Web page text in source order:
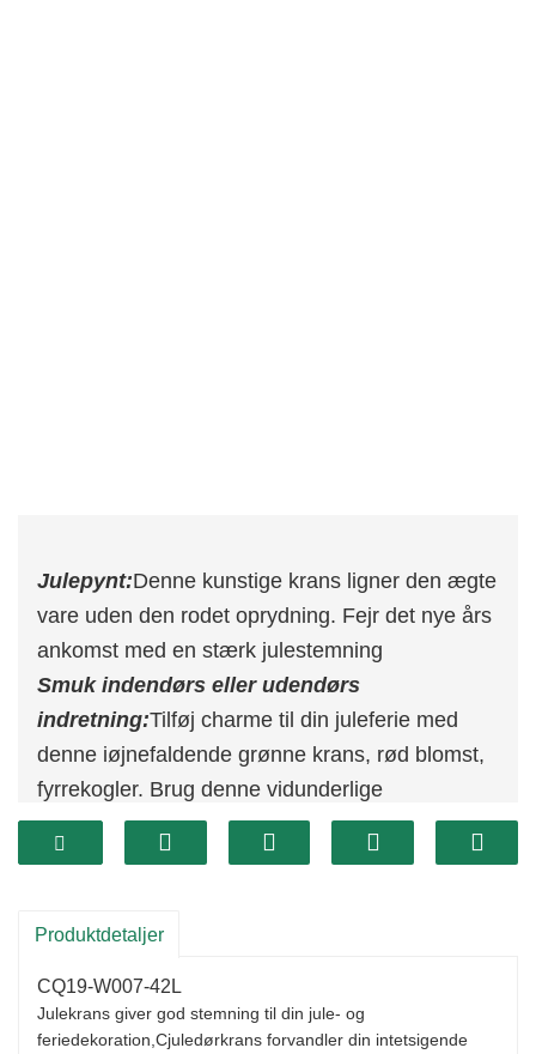
Julepynt:Denne kunstige krans ligner den ægte
vare uden den rodet oprydning. Fejr det nye års
ankomst med en stærk julestemning
Smuk indendørs eller udendørs
indretning:Tilføj charme til din juleferie med
denne iøjnefaldende grønne krans, rød blomst,
fyrrekogler. Brug denne vidunderlige
vinterdørkrans til vinteren, og julepynt i dit hjem
eller overdækkede udendørs steder
vinduer, interiør køkkendekoration på væggen
dekorere udendørs, ikke kun smukt, men tilføjer
også en festlig atmosfære
Produktdetaljer
CQ19-W007-42L
Julekrans giver god stemning til din jule- og
feriedekoration, Cjuledørkrans forvandler din intetsigende